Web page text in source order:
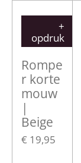
+
opdruk
Rompe
r korte
mouw
|
Beige
€ 19,95